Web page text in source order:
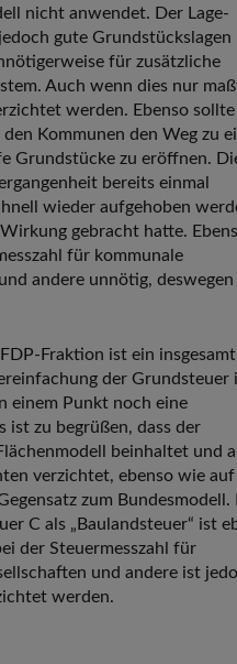
nicht anwendet. Der Lage-
gute Grundstückslagen
für zusätzliche
Auch wenn dies nur
werden. Ebenso sollte
Kommunen den Weg zu
Grundstücke zu eröffnen.
bereits einmal
wieder aufgehoben
gebracht hatte.
für kommunale
andere unnötig,
Fraktion ist ein insgesamt
der Grundsteuer
einem Punkt noch eine
ist zu begrüßen, dass der
beinhaltet und
verzichtet, ebenso wie auf
zum Bundesmodell.
C als „Baulandsteuer“ ist
der Steuermesszahl für
und andere ist
werden.